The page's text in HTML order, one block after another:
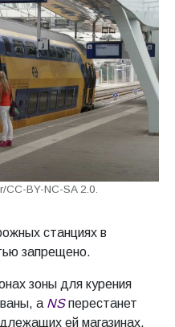
BY-NC-SA 2.0.
станциях в
запрещено.
зоны для курения
а NSперестанет
ей магазинах.